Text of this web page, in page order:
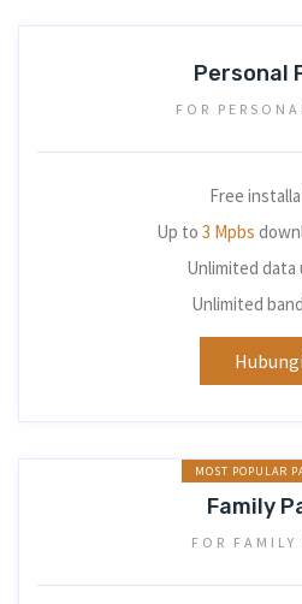
Personal
FOR
Free
Up to 3 Mpbs
Unlimited data
Unlimited
Hubungi
MOST POPULAR
Family
FOR FAMILY